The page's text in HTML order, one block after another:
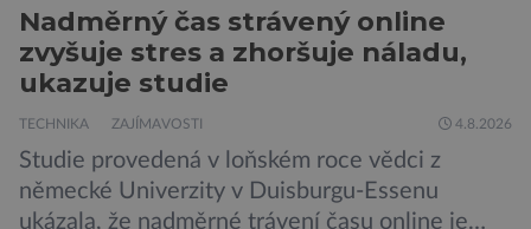
Nadměrný čas strávený online
zvyšuje stres a zhoršuje náladu,
ukazuje studie
TECHNIKA ZAJÍMAVOSTI 4.8.2026
Studie provedená v loňském roce vědci z
německé Univerzity v Duisburgu-Essenu
ukázala, že nadměrné trávení času online je